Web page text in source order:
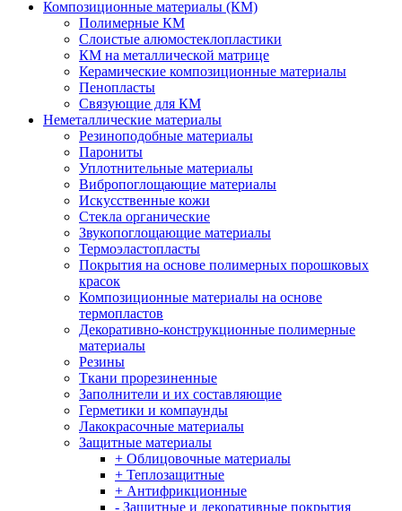
Композиционные материалы (КМ)
Полимерные КМ
Слоистые алюмостеклопластики
КМ на металлической матрице
Керамические композиционные материалы
Пенопласты
Связующие для КМ
Неметаллические материалы
Резиноподобные материалы
Парониты
Уплотнительные материалы
Вибропоглощающие материалы
Искусственные кожи
Стекла органические
Звукопоглощающие материалы
Термоэластопласты
Покрытия на основе полимерных порошковых
красок
Композиционные материалы на основе
термопластов
Декоративно-конструкционные полимерные
материалы
Резины
Ткани прорезиненные
Заполнители и их составляющие
Герметики и компаунды
Лакокрасочные материалы
Защитные материалы
+ Облицовочные материалы
+ Теплозащитные
+ Антифрикционные
- Защитные и декоративные покрытия